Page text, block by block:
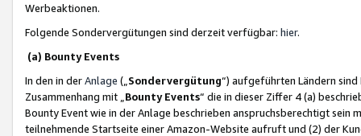
Werbeaktionen.
Folgende Sondervergütungen sind derzeit verfügbar: hier.
(a) Bounty Events
In den in derAnlage („ Sondervergütung“) aufgeführten Ländern
Zusammenhang mit „ Bounty Events“ die in dieser Ziffer 4 (a)
Bounty Event wie in der Anlage beschrieben anspruchsberechtigt sein
teilnehmende Startseite einer Amazon-Website aufruft und (2) der